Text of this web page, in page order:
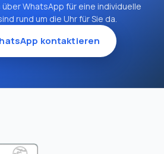
WhatsApp für eine individuelle
rund um die Uhr für Sie da.
kontaktieren